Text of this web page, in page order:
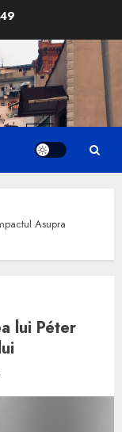
Asupra
lui Péter